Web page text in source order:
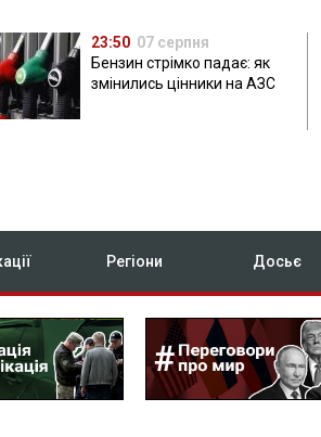
23:50 07 серпня
Бензин стрімко падає: як
змінились цінники на АЗС
Регіони Досьє